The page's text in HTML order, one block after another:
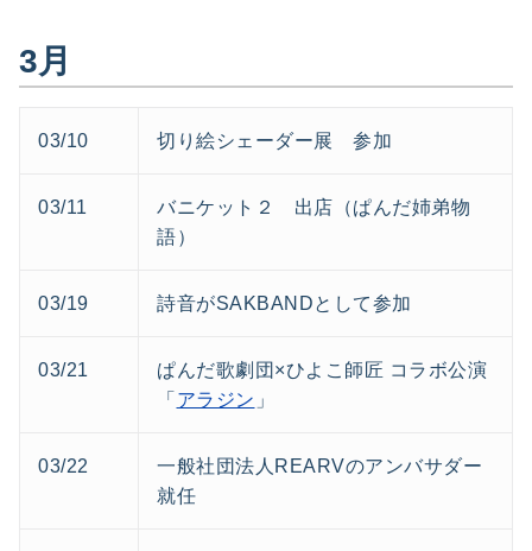
3月
03/10 切り絵シェーダー展 参加
03/11
バニケット２ 出店（ぱんだ姉弟物
語）
03/19 詩音がSAKBANDとして参加
03/21
ぱんだ歌劇団×ひよこ師匠 コラボ公演
「 アラジン 」
03/22
一般社団法人REARVのアンバサダー
就任